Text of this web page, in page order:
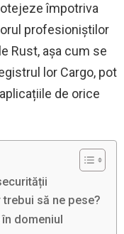
împotriva
profesioniștilor
Rust, așa cum se
lor Cargo, pot
de orice
să ne pese?
domeniul